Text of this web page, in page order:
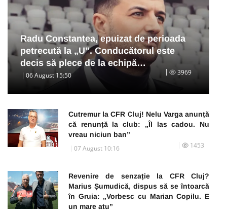
Radu Constantea, epuizat de perioada
petrecută la „U”. Conducătorul este
decis să plece de la echipă…
06 August 15:50 3969
Cutremur la CFR Cluj! Nelu Varga anunță
că renunță la club: „Îl las cadou. Nu
vreau niciun ban”
07 August 10:16 1453
Revenire de senzație la CFR Cluj?
Marius Șumudică, dispus să se întoarcă
în Gruia: „Vorbesc cu Marian Copilu. E
un mare atu”